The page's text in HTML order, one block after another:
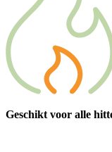
Geschikt voor alle